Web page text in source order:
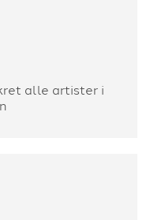
alle artister i